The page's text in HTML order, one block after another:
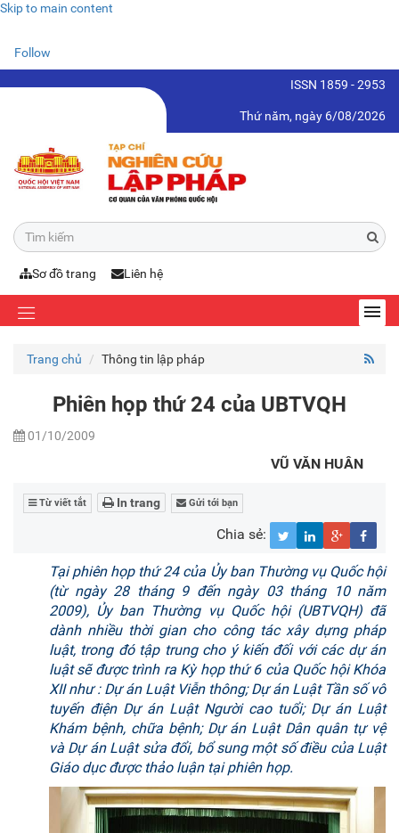
Skip to main content
Follow
ISSN 1859 - 2953
Thứ năm, ngày 6/08/2026
Sơ đồ trang Liên hệ
Trang chủ Thông tin lập pháp
Phiên họp thứ 24 của UBTVQH
01/10/2009
VŨ VĂN HUÂN
Từ viết tắt In trang Gửi tới bạn
Chia sẻ:
Tại phiên họp thứ 24 của Ủy ban Thường vụ Quốc hội
(từ ngày 28 tháng 9 đến ngày 03 tháng 10 năm
2009), Ủy ban Thường vụ Quốc hội (UBTVQH) đã
dành nhiều thời gian cho công tác xây dựng pháp
luật, trong đó tập trung cho ý kiến đối với các dự án
luật sẽ được trình ra Kỳ họp thứ 6 của Quốc hội Khóa
XII như : Dự án Luật Viễn thông; Dự án Luật Tần số vô
tuyến điện Dự án Luật Người cao tuổi; Dự án Luật
Khám bệnh, chữa bệnh; Dự án Luật Dân quân tự vệ
và Dự án Luật sửa đổi, bổ sung một số điều của Luật
Giáo dục được thảo luận tại phiên họp.